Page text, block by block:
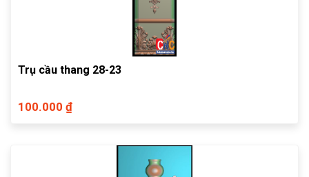
Trụ cầu thang 28-23
100.000 ₫